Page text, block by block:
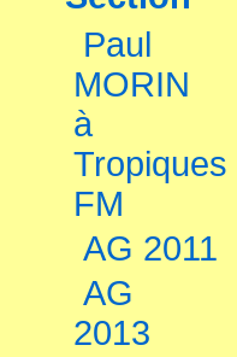
Paul
MORIN
à
Tropiques
FM
AG 2011
AG
2013